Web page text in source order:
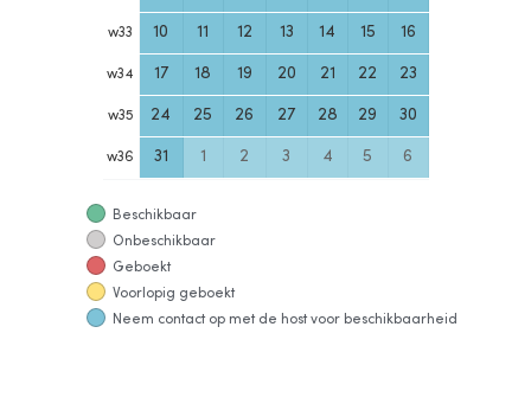
w33 10 11 12 13 14 15 16
w34 17 18 19 20 21 22 23
w35 24 25 26 27 28 29 30
w36 31 1 2 3 4 5 6
Beschikbaar
Onbeschikbaar
Geboekt
Voorlopig geboekt
Neem contact op met de host voor beschikbaarheid